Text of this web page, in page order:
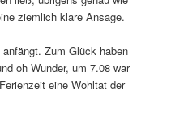
ziemlich klare Ansage.
Zum Glück haben
oh Wunder, um 7.08 war
eine Wohltat der